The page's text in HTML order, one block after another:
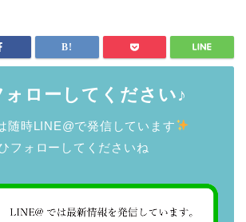
ローしてください♪
随時LINE@で発信しています
フォローしてくださいね